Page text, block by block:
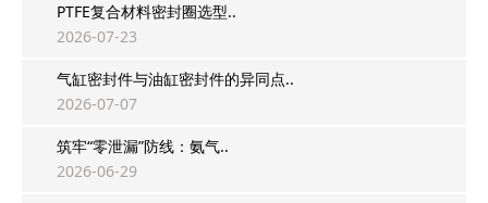
PTFE复合材料密封圈选型..
2026-07-23
气缸密封件与油缸密封件的异同点..
2026-07-07
筑牢“零泄漏”防线：氨气..
2026-06-29